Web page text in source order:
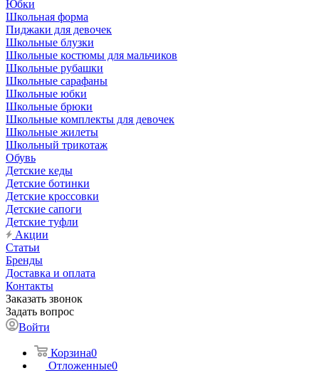
Юбки
Школьная форма
Пиджаки для девочек
Школьные блузки
Школьные костюмы для мальчиков
Школьные рубашки
Школьные сарафаны
Школьные юбки
Школьные брюки
Школьные комплекты для девочек
Школьные жилеты
Школьный трикотаж
Обувь
Детские кеды
Детские ботинки
Детские кроссовки
Детские сапоги
Детские туфли
Акции
Статьи
Бренды
Доставка и оплата
Контакты
Заказать звонок
Задать вопрос
Войти
Корзина0
Отложенные0